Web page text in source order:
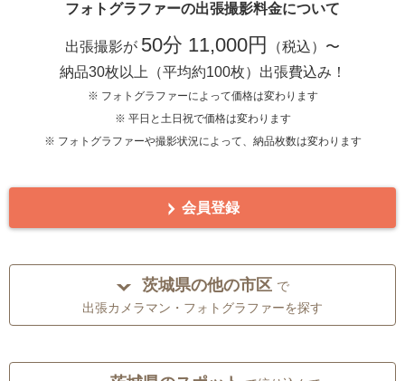
フォトグラファーの出張撮影料金について
出張撮影が 50分 11,000円
（税込）〜
納品30枚以上（平均約100枚）出張費込み！
※ フォトグラファーによって価格は変わります
※ 平日と土日祝で価格は変わります
※ フォトグラファーや撮影状況によって、納品枚数は変わります
会員登録
茨城県の他の市区 で
出張カメラマン・フォトグラファーを探す